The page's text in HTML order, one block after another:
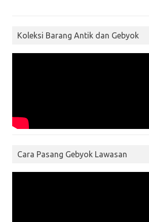
Koleksi Barang Antik dan Gebyok
Cara Pasang Gebyok Lawasan